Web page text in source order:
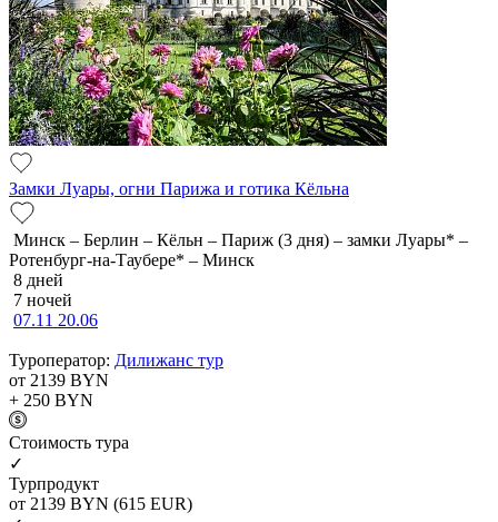
Замки Луары, огни Парижа и готика Кёльна
Минск – Берлин – Кёльн – Париж (3 дня) – замки Луары* –
Ротенбург-на-Таубере* – Минск
8 дней
7 ночей
07.11 20.06
Туроператор: Дилижанс тур
от 2139 BYN
+ 250 BYN
Cтоимость тура
✓
Турпродукт
от 2139 BYN (615 EUR)